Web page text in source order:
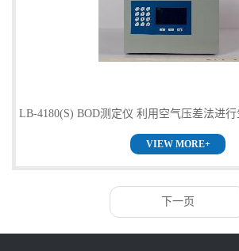
LB-4180(S) BOD测定仪 利用空气压差法进
货
VIEW MORE+
下一页